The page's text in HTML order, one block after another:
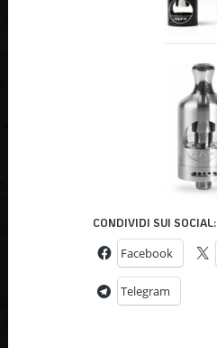
CONDIVIDI SUI SOCIAL:
Facebook
Telegram